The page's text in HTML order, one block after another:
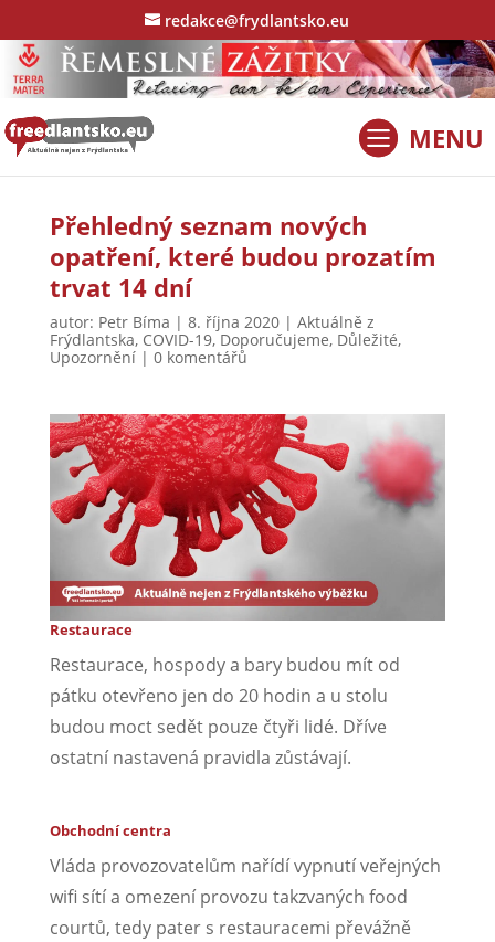
redakce@frydlantsko.eu
Přehledný seznam nových
opatření, které budou prozatím
trvat 14 dní
autor: Petr Bíma | 8. října 2020| Aktuálně z
Frýdlantska, COVID-19, Doporučujeme, Důležité,
Upozornění| 0 komentářů
Restaurace
Restaurace, hospody a bary budou mít od
pátku otevřeno jen do 20 hodin a u stolu
budou moct sedět pouze čtyři lidé. Dříve
ostatní nastavená pravidla zůstávají.
Obchodní centra
Vláda provozovatelům nařídí vypnutí veřejných
wifi sítí a omezení provozu takzvaných food
courtů, tedy pater s restauracemi převážně